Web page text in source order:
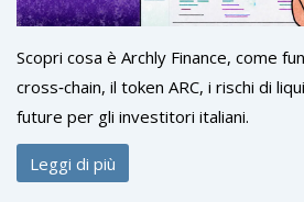
Scopri cosa è Archly Finance, come
cross‑chain, il token ARC, i rischi di
future per gli investitori italiani.
Leggi di più